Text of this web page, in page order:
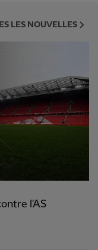
LES NOUVELLES
l'AS